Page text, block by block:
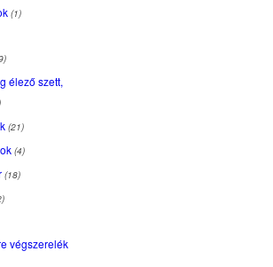
(1)
élező szett,
(21)
(4)
(18)
végszerelék